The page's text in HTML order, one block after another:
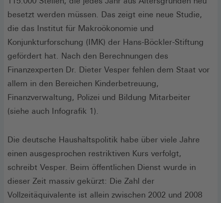
besetzt werden müssen. Das zeigt eine neue Studie,
die das Institut für Makroökonomie und
Konjunkturforschung (IMK) der Hans-Böckler-Stiftung
gefördert hat. Nach den Berechnungen des
Finanzexperten Dr. Dieter Vesper fehlen dem Staat vor
allem in den Bereichen Kinderbetreuung,
Finanzverwaltung, Polizei und Bildung Mitarbeiter
(siehe auch Infografik 1).
Die deutsche Haushaltspolitik habe über viele Jahre
einen ausgesprochen restriktiven Kurs verfolgt,
schreibt Vesper. Beim öffentlichen Dienst wurde in
dieser Zeit massiv gekürzt: Die Zahl der
Vollzeitäquivalente ist allein zwischen 2002 und 2008